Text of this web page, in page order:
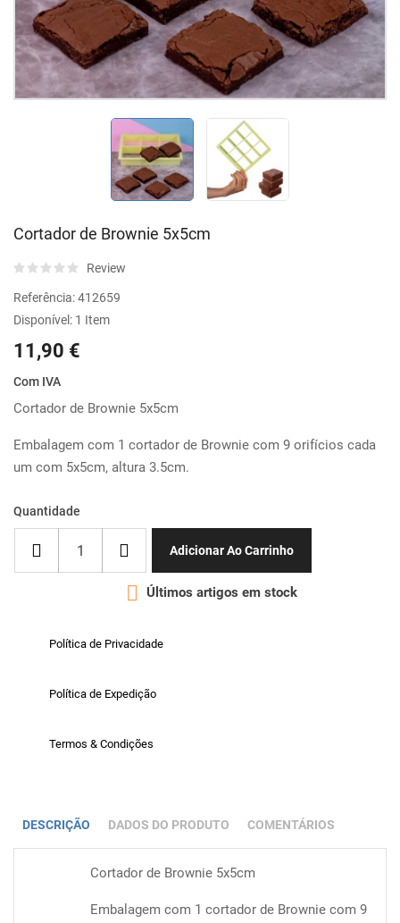
Cortador de Brownie 5x5cm
Review
Referência:412659
Disponível: 1 Item
11,90 €
Com IVA
Cortador de Brownie 5x5cm
Embalagem com 1 cortador de Brownie com 9 orifícios cada
um com 5x5cm, altura 3.5cm.
Quantidade
Adicionar Ao Carrinho
 Últimos artigos em stock
Política de Privacidade
Política de Expedição
Termos & Condições
DESCRIÇÃO DADOS DO PRODUTO COMENTÁRIOS
Cortador de Brownie 5x5cm
Embalagem com 1 cortador de Brownie com 9